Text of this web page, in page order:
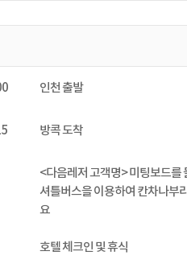
인천 출발
방콕 도착
<다음레저 고객명> 미팅보드를
셔틀버스을 이용하여 칸차나부
요
호텔 체크인 및 휴식